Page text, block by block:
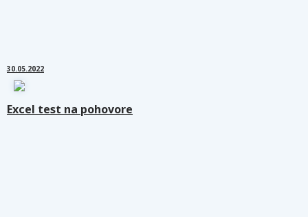
30.05.2022
Excel test na pohovore